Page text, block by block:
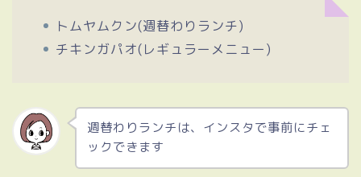
トムヤムクン(週替わりランチ)
チキンガパオ(レギュラーメニュー)
週替わりランチは、インスタで事前にチェ
ックできます